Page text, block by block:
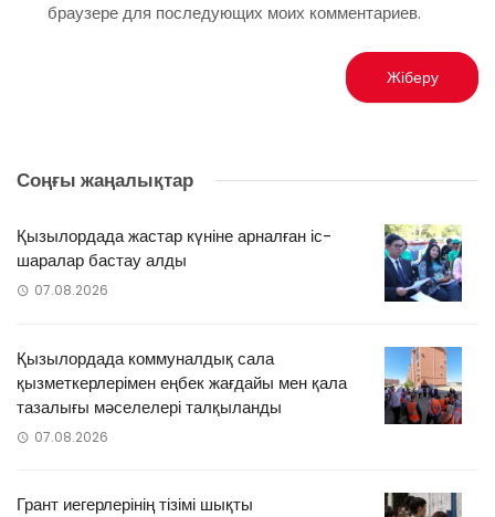
браузере для последующих моих комментариев.
Соңғы жаңалықтар
Қызылордада жастар күніне арналған іс-
шаралар бастау алды
07.08.2026
Қызылордада коммуналдық сала
қызметкерлерімен еңбек жағдайы мен қала
тазалығы мәселелері талқыланды
07.08.2026
Грант иегерлерінің тізімі шықты